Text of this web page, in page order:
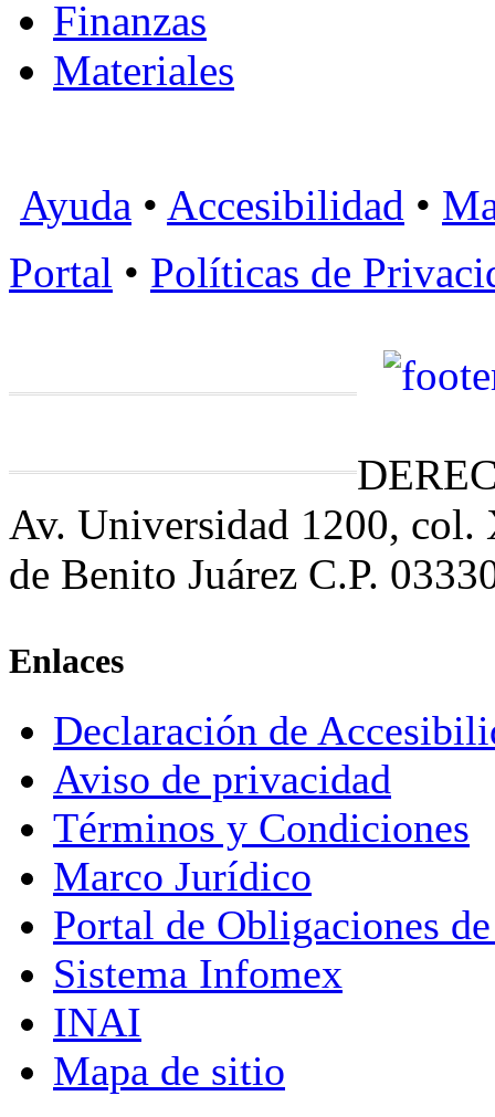
Finanzas
Materiales
Ayuda • Accesibilidad •
Portal • Políticas de
Av. Universidad 1200,
de Benito Juárez C.P.
Enlaces
Declaración de
Aviso de privacidad
Términos y Condiciones
Marco Jurídico
Portal de Obligaciones
Sistema Infomex
INAI
Mapa de sitio